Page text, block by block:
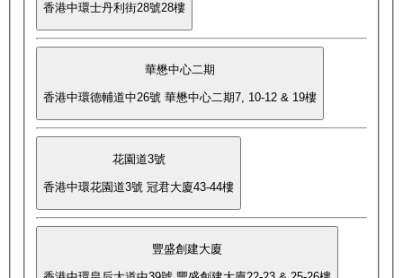
香港中環士丹利街28號28樓
華懋中心二期
香港中環德輔道中26號 華懋中心二期7, 10-12 & 19樓
花園道3號
香港中環花園道3號 冠君大廈43-44樓
豐盛創建大廈